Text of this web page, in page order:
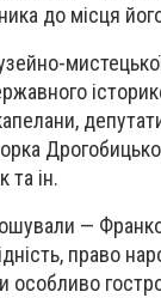
до місця
та ін.
—
право
особливо